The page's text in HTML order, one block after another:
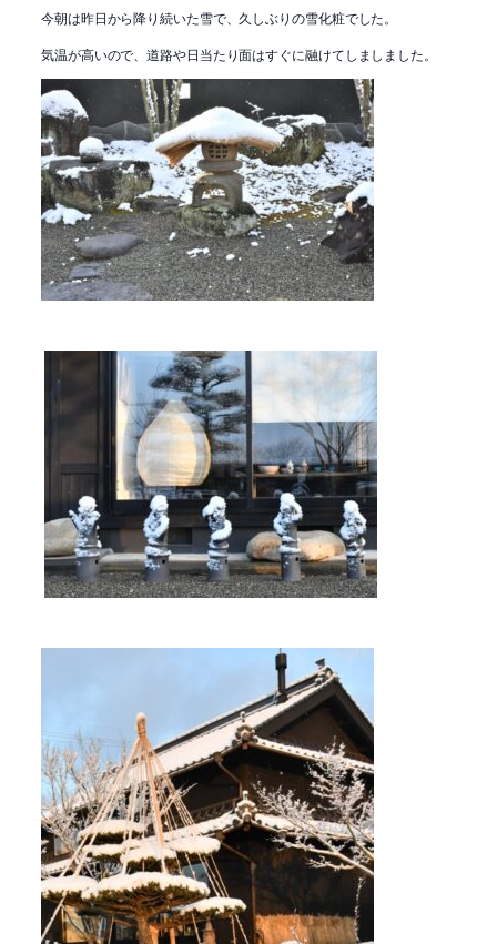
今朝は昨日から降り続いた雪で、久しぶりの雪化粧でした。
気温が高いので、道路や日当たり面はすぐに融けてしましました。